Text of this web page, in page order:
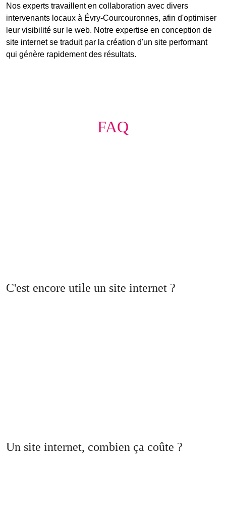
Nos experts travaillent en collaboration avec divers
intervenants locaux à Évry-Courcouronnes, afin d'optimiser
leur visibilité sur le web. Notre expertise en conception de
site internetse traduit par la création d'un site performant
qui génère rapidement des résultats.
FAQ
C'est encore utile un site internet ?
Un site internet, combien ça coûte ?